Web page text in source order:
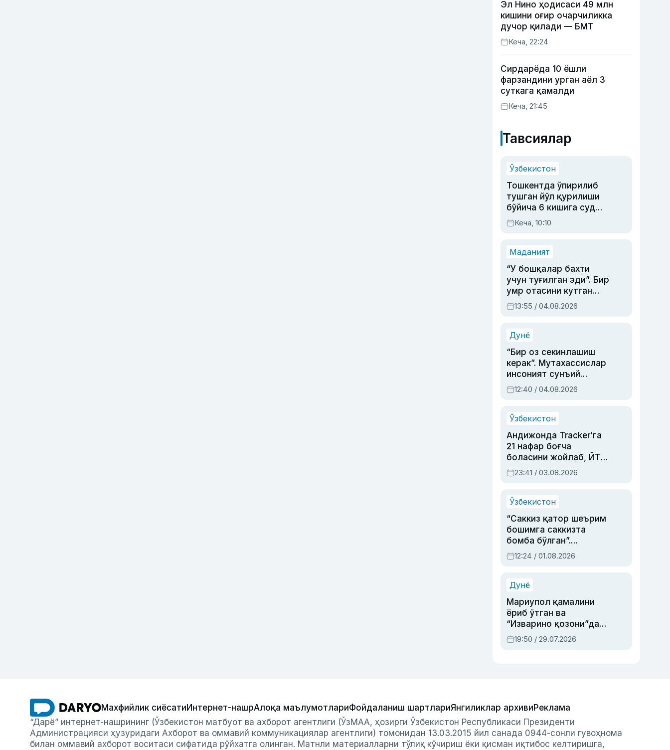
Эл Нино ҳодисаси 49 млн
кишини оғир очарчиликка
дучор қилади — БМТ
Кеча, 22:24
Сирдарёда 10 ёшли
фарзандини урган аёл 3
суткага қамалди
Кеча, 21:45
Тавсиялар
Ўзбекистон
Тошкентда ўпирилиб
тушган йўл қурилиши
бўйича 6 кишига суд
ҳукми ўқилди
Кеча, 10:10
Маданият
“У бошқалар бахти
учун туғилган эди”. Бир
умр отасини кутган
актриса ва дубльяж
устаси Римма
синовларга тўла ҳаёти
13:55 / 04.08.2026
Дунё
“Бир оз секинлашиш
керак”. Мутахассислар
инсоният сунъий
интеллектни бошқара
олмай қолишидан
12:40 / 04.08.2026
Ўзбекистон
Андижонда Tracker’га
21 нафар боғча
боласини жойлаб, ЙТҲ
содир этган аёлга суд
ҳукми ўқилди
23:41 / 03.08.2026
Ўзбекистон
“Саккиз қатор шеърим
бошимга саккизта
бомба бўлган”.
Абдулла Ориповни
сиёсий айбловлардан
12:24 / 01.08.2026
Дунё
Мариупол қамалини
ёриб ўтган ва
“Изварино қозони”дан
чиққан қаҳрамон —
Украина армияси бош
19:50 / 29.07.2026
Махфийлик сиёсатиИнтернет-нашрАлоқа маълумотлариФойдаланиш шартлариЯнгиликлар архивиРеклама
“Дарё” интернет-нашрининг (Ўзбекистон матбуот ва ахборот агентлиги (ЎзМАА, ҳозирги Ўзбекистон Республикаси Президенти
Администрацияси ҳузуридаги Ахборот ва оммавий коммуникациялар агентлиги) томонидан 13.03.2015 йил санада 0944-сонли гувоҳнома
билан оммавий ахборот воситаси сифатида рўйхатга олинган. Матнли материалларни тўлиқ кўчириш ёки қисман иқтибос келтиришга,